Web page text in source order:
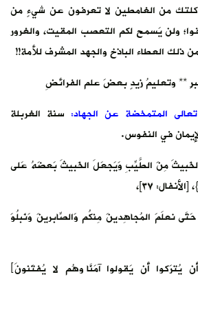
من الغامطين لا تعرفون عن شيءٍ من
ولن يَسمح لكم التعصب المقيت، والغرور
ذلك العطاء الباذخ والجهد المشرف للأمة!!
** وتعليمُ زيدٍ بعضَ علم الفرائضِ
المتمخضة عن الجهاد: سنة الغربلة
في النفوس.
الخَبيثَ مِنَ الطَّيِّبِ وَيَجعَلَ الخَبيثَ بَعضَهُ عَلى
٣٧]،
نَعلَمَ المُجاهِدينَ مِنكُم وَالصّابِرينَ وَنَبلُوَ
أَن يَقولوا آمَنّا وَهُم لا يُفتَنونَ﴾